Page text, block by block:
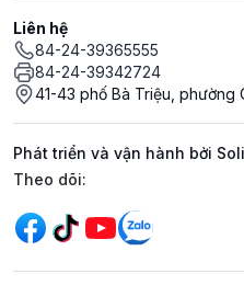
Liên hệ
84-24-39365555
84-24-39342724
41-43 phố Bà Triệu, phường
Phát triển và vận hành bởi
Mạng xã hội
Theo dõi: